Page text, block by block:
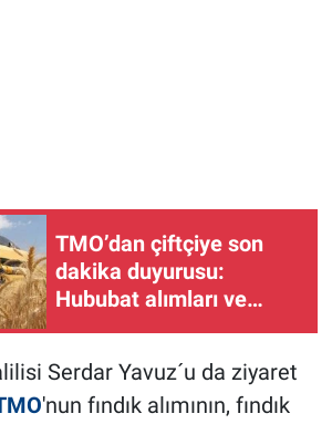
TMO’dan çiftçiye son
dakika duyurusu:
Hububat alımları ve
randevu sistemi başladı!
Serdar Yavuz´u da ziyaret
'nun fındık alımının, fındık